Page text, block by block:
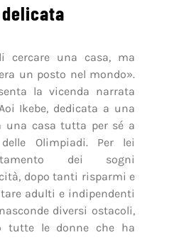
cercare una casa, ma
un posto nel mondo».
la vicenda narrata
Ikebe, dedicata a una
una casa tutta per sé a
delle Olimpiadi. Per lei
dei sogni
dopo tanti risparmi e
adulti e indipendenti
diversi ostacoli,
tutte le donne che ha